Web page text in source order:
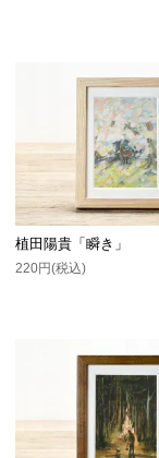
植田陽貴「瞬き」
220円(税込)